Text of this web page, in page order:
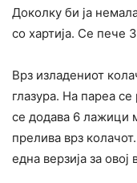
Доколку би ја
со хартија. Се пече
Врз изладениот
глазура. На пареа
се додава 6 лажици
прелива врз
една верзија за овој